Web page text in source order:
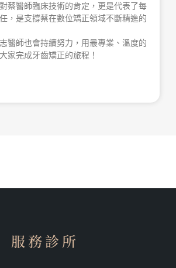
蔡醫師臨床技術的肯定，更是代表了每
，是支撐蔡在數位矯正領域不斷精進的
醫師也會持續努力，用最專業、溫度的
家完成牙齒矯正的旅程！
服務診所